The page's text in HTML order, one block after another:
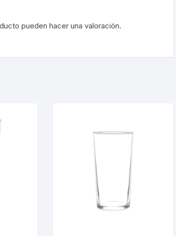
pueden hacer una valoración.